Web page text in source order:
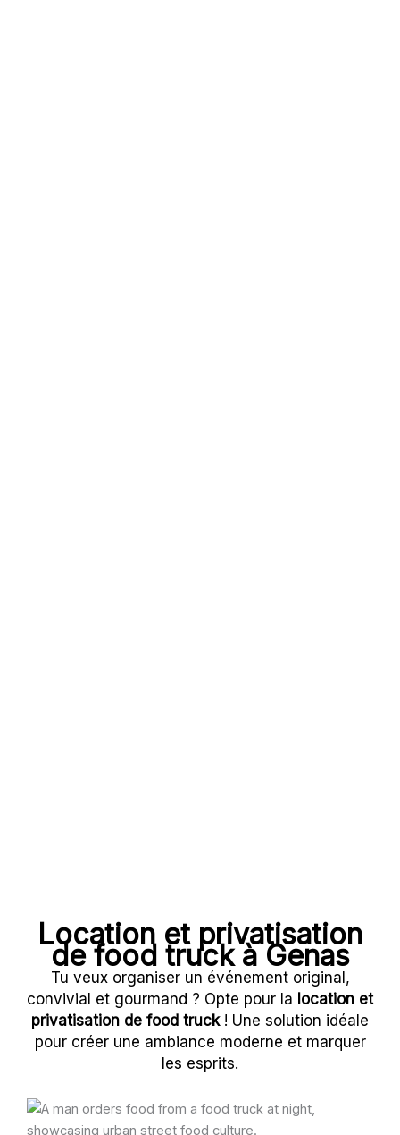
Location et privatisation
de food truck àGenas
Tu veux organiser un événement original,
convivial et gourmand ? Opte pour la location et
privatisation de food truck! Une solution idéale
pour créer une ambiance moderne et marquer
les esprits.